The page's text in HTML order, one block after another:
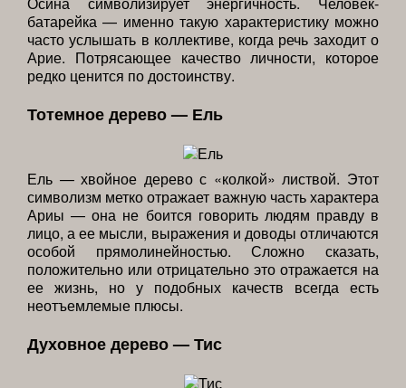
батарейка — именно такую характеристику можно
часто услышать в коллективе, когда речь заходит о
Арие. Потрясающее качество личности, которое
редко ценится по достоинству.
Тотемное дерево — Ель
Ель — хвойное дерево с «колкой» листвой. Этот
символизм метко отражает важную часть характера
Ариы — она не боится говорить людям правду в
лицо, а ее мысли, выражения и доводы отличаются
особой прямолинейностью. Сложно сказать,
положительно или отрицательно это отражается на
ее жизнь, но у подобных качеств всегда есть
неотъемлемые плюсы.
Духовное дерево — Тис